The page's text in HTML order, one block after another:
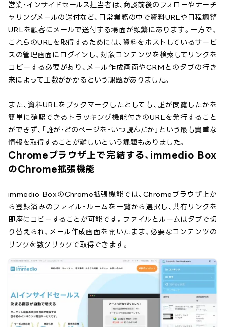
営業・インサイドセールス担当者は、商談前後のフォローやナーチ
ャリングメールの送付など、日常業務の中で資料URLや日程調整
URLを顧客にメールで送付する場面が頻繁にあります。一方で、
これらのURLを取得するためには、資料をホストしているサービ
スの管理画面にログインし、対象コンテンツを検索してリンクを
コピーする必要があり、メール作成画面やCRMとのタブの行き
来によって工数がかかるという課題がありました。
また、資料URLをブックマークしたとしても、誰が閲覧したかを
簡単に確認できるトラッキング機能付きのURLを発行すること
ができず、「誰が・どのページを・いつ読んだか」という最も貴重な
情報を取得することが難しいという課題もありました。
Chromeブラウザ上で完結する、immedio Box
のChrome拡張機能
immedio BoxのChrome拡張機能では、Chromeブラウザ上か
ら登録済みのファイル・ルームを一覧から選択し、共有リンクを
即座にコピーすることが可能です。ファイルとルームはタブで切
り替えられ、メール作成画面を開いたまま、必要なコンテンツの
リンクを数クリックで取得できます。